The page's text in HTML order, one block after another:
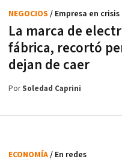
La marca de
fábrica, recortó
dejan de caer
NEGOCIOS / Empresa en crisis
PorSoledad Caprini
ECONOMÍA/ En redes